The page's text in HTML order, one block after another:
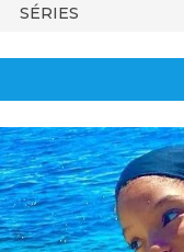
SÉRIES